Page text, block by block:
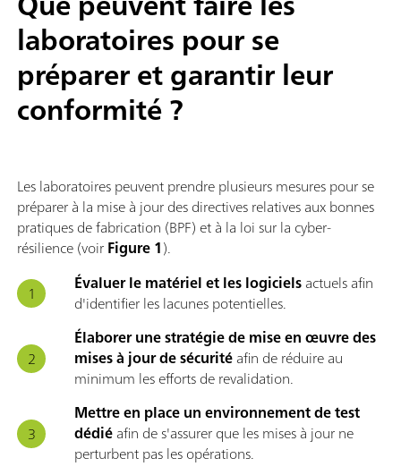
laboratoires pour se
préparer et garantir leur
conformité ?
Les laboratoires peuvent prendre plusieurs mesures pour se
préparer à la mise à jour des directives relatives aux bonnes
pratiques de fabrication (BPF) et à la loi sur la cyber-
résilience (voirFigure 1).
Évaluer le matériel et les logicielsactuels afin
d'identifier les lacunes potentielles.
Élaborer une stratégie de mise en œuvre des
mises à jour de sécuritéafin de réduire au
minimum les efforts de revalidation.
Mettre en place un environnement de test
dédiéafin de s'assurer que les mises à jour ne
perturbent pas les opérations.